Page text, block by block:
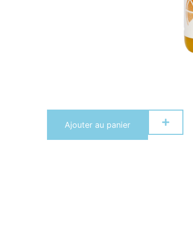
Ajouter au panier